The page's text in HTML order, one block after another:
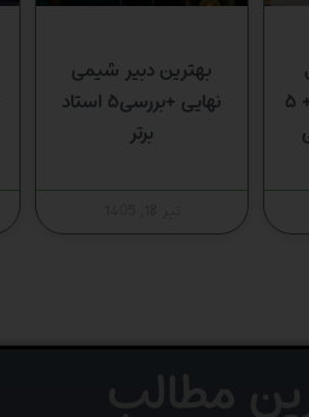
مصاحبه فرهنگیان + ۵
بهترین دبیر شیمی
نهایی +بررسی۵ استاد
برتر